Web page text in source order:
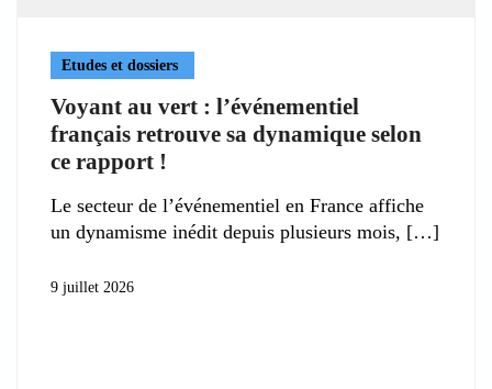
Etudes et dossiers
Voyant au vert : l’événementiel
français retrouve sa dynamique selon
ce rapport !
Le secteur de l’événementiel en France affiche
un dynamisme inédit depuis plusieurs mois,
9 juillet 2026